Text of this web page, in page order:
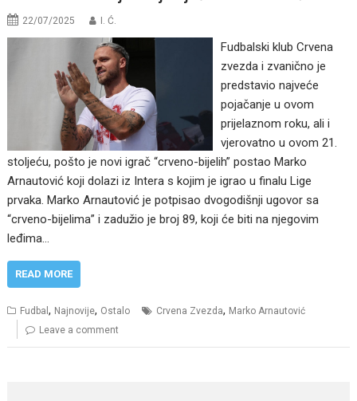
22/07/2025 I. Ć.
Fudbalski klub Crvena
zvezda i zvanično je
predstavio najveće
pojačanje u ovom
prijelaznom roku, ali i
vjerovatno u ovom 21.
stoljeću, pošto je novi igrač “crveno-bijelih” postao Marko
Arnautović koji dolazi iz Intera s kojim je igrao u finalu Lige
prvaka. Marko Arnautović je potpisao dvogodišnji ugovor sa
“crveno-bijelima” i zadužio je broj 89, koji će biti na njegovim
leđima…
READ MORE
Fudbal, Najnovije, Ostalo Crvena Zvezda, Marko Arnautović
Leave a comment